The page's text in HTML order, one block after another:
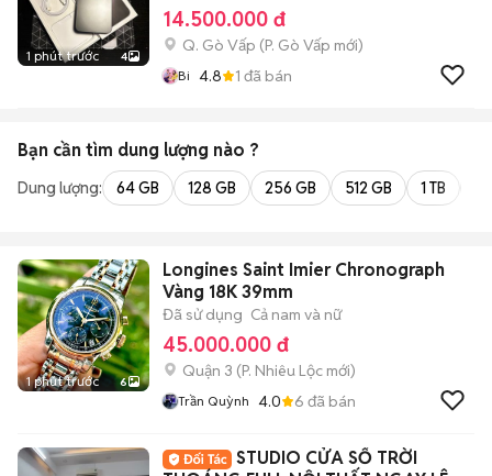
1 phút trước 4
14.500.000 đ
Q. Gò Vấp (P. Gò Vấp mới)
Bi 4.8 1 đã bán
Bạn cần tìm dung lượng nào ?
Dung lượng: 64 GB 128 GB 256 GB 512 GB 1 TB
1 phút trước 6
Longines Saint Imier Chronograph
Vàng 18K 39mm
Đã sử dụng Cả nam và nữ
45.000.000 đ
Quận 3 (P. Nhiêu Lộc mới)
Trần Quỳnh 4.0 6 đã bán
STUDIO CỬA SỔ TRỜI